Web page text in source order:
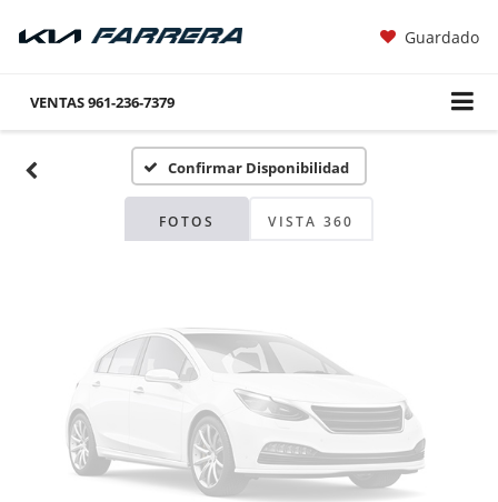
Guardado
VENTAS961-236-7379
Confirmar Disponibilidad
FOTOS VISTA 360
Fotos No
Disponibles
Por favor, revise luego